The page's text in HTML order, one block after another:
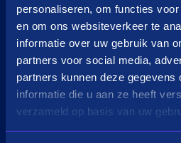
personaliseren, om functies
en om ons websiteverkeer te
informatie over uw gebruik van
partners voor social media,
partners kunnen deze gegevens
informatie die u aan ze heeft
verzameld op basis van uw
Merchant support
Over Payin3
Over in3
Vacatures
Nieuws & Media
Voorwaarden